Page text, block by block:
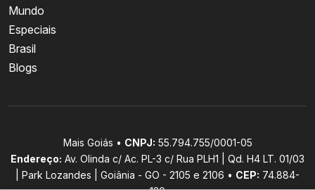
Mundo
Especiais
Brasil
Blogs
Mais Goiás • CNPJ: 55.794.755/0001-05
Endereço: Av. Olinda c/ Ac. PL-3 c/ Rua PLH1 | Qd. H4 LT. 01/03
| Park Lozandes | Goiânia - GO - 2105 e 2106 • CEP: 74.884-